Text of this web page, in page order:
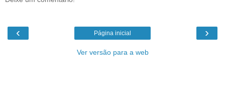
‹ ›
Página inicial
Ver versão para a web